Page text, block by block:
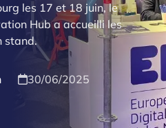
les 17 et 18 juin, le
Hub a accueilli les
stand.
30/06/2025